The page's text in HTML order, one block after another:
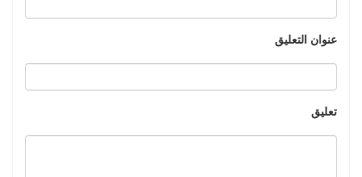
عنوان التعليق
تعليق